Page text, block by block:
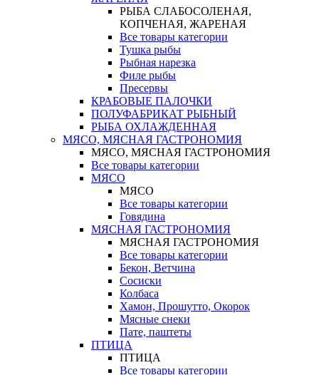
РЫБА СЛАБОСОЛЕНАЯ,
КОПЧЕНАЯ, ЖАРЕНАЯ
Все товары категории
Тушка рыбы
Рыбная нарезка
Филе рыбы
Пресервы
КРАБОВЫЕ ПАЛОЧКИ
ПОЛУФАБРИКАТ РЫБНЫЙ
РЫБА ОХЛАЖДЕННАЯ
МЯСО, МЯСНАЯ ГАСТРОНОМИЯ
МЯСО, МЯСНАЯ ГАСТРОНОМИЯ
Все товары категории
МЯСО
МЯСО
Все товары категории
Говядина
МЯСНАЯ ГАСТРОНОМИЯ
МЯСНАЯ ГАСТРОНОМИЯ
Все товары категории
Бекон, Ветчина
Сосиски
Колбаса
Хамон, Прошутто, Окорок
Мясные снеки
Пате, паштеты
ПТИЦА
ПТИЦА
Все товары категории